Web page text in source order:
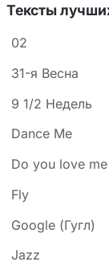
Тексты
02
31-я Весна
9 1/2 Недель
Dance Me
Do you love me
Fly
Google (Гугл)
Jazz